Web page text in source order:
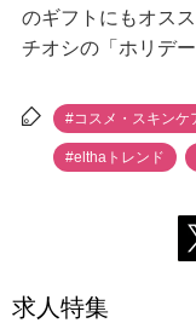
のギフトにもオス
チオシの「ホリデ
#コスメ・スキンケ
#elthaトレンド
求人特集